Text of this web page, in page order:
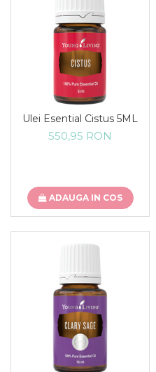
Ulei Esential Cistus 5ML
550,95 RON
ADAUGA IN COS